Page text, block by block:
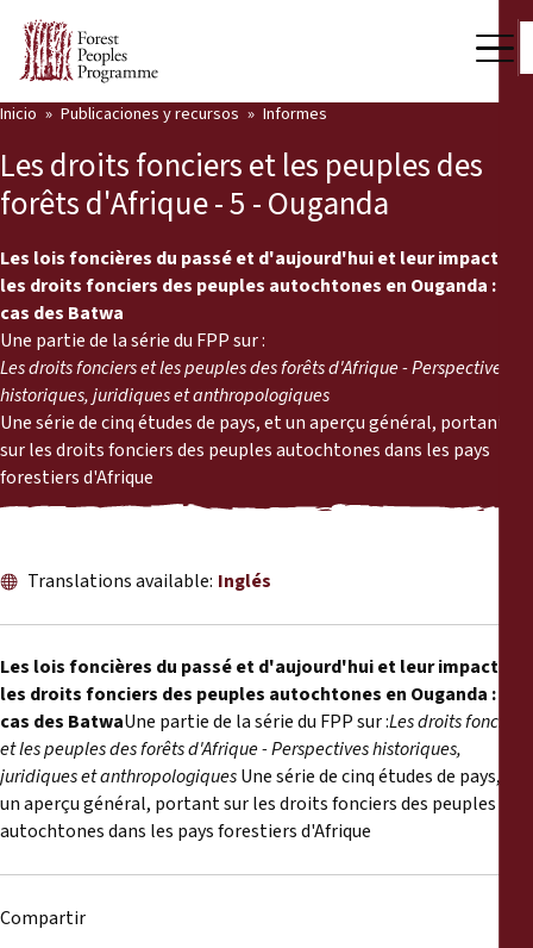
Quiénes somos
Sala de prensa
Apóyenos
Nuestro trabajo
Voces comunitarias
Últimas noticias
Publicaciones y recursos
Back
Publicaciones y recursos
Noticias
Materiales de capacitación
Documentos informativos
Presentaciones legales
Declaraciones
Inicio Publicaciones y recursos Informes
Les droits fonciers et les peuples des
forêts d'Afrique - 5 - Ouganda
Les lois foncières du passé et d'aujourd'hui et leur impact sur
les droits fonciers des peuples autochtones en Ouganda : Le
cas des Batwa
Une partie de la série du FPP sur :
Les droits fonciers et les peuples des forêts d'Afrique - Perspectives
historiques, juridiques et anthropologiques
Une série de cinq études de pays, et un aperçu général, portant
sur les droits fonciers des peuples autochtones dans les pays
forestiers d'Afrique
Translations available: Inglés
Les lois foncières du passé et d'aujourd'hui et leur impact sur
les droits fonciers des peuples autochtones en Ouganda : Le
cas des BatwaUne partie de la série du FPP sur :Les droits fonciers
et les peuples des forêts d'Afrique - Perspectives historiques,
juridiques et anthropologiquesUne série de cinq études de pays, et
un aperçu général, portant sur les droits fonciers des peuples
autochtones dans les pays forestiers d'Afrique
Compartir